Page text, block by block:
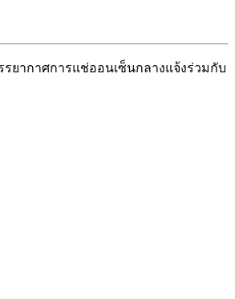
ยากาศการแช่ออนเซ็นกลางแจ้งร่วมกับ